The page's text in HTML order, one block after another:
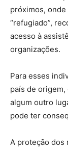
próximos, onde
“refugiado”,
acesso à
organizações.
Para esses
país de
algum outro
pode ter
A proteção dos